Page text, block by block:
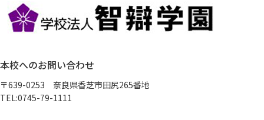
本校へのお問い合わせ
〒639-0253 奈良県香芝市田尻265番地
TEL:0745-79-1111